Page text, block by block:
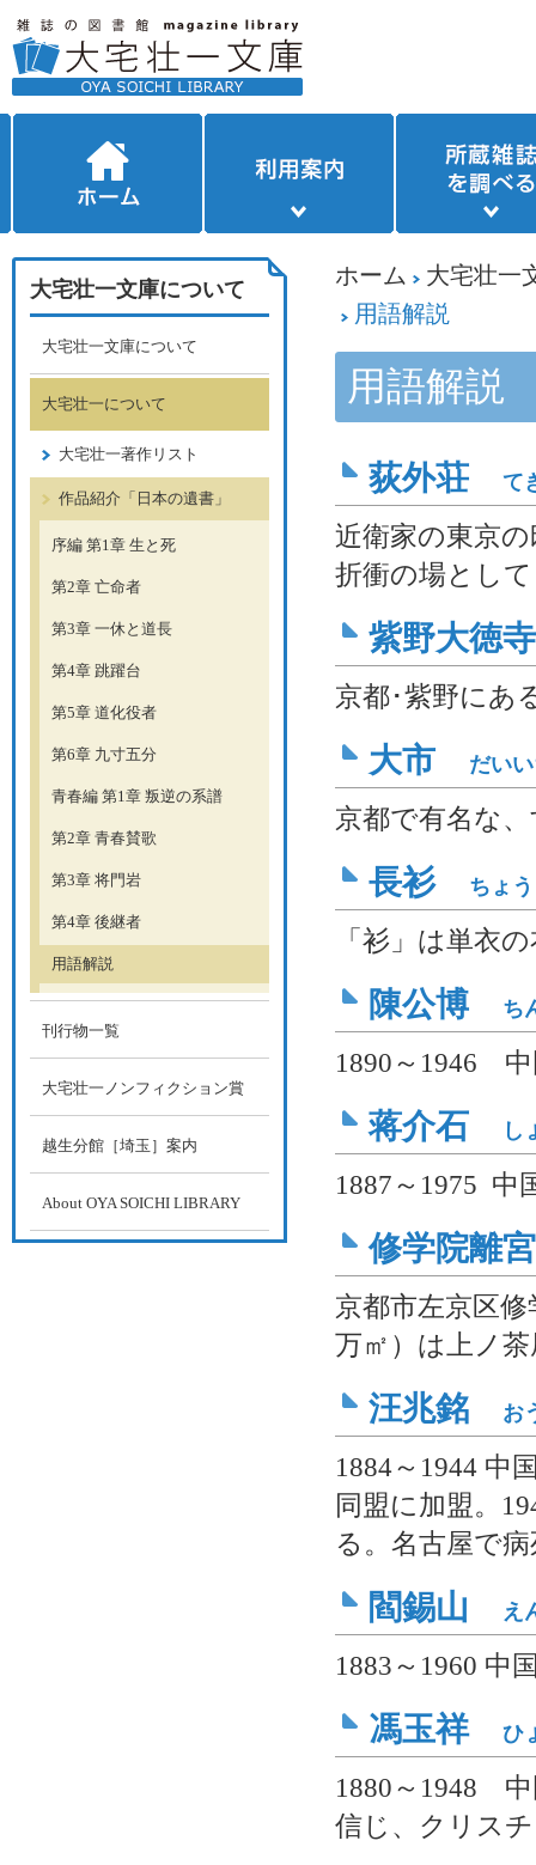
ホーム
大宅壮一
用語解説
用語解説
荻外荘 て
近衛家の東京
折衝の場とし
紫野大
京都･紫野にあ
大市 だい
京都で有名な
長衫 ちょ
「衫」は単衣
陳公博 ち
1890～1946 中
蒋介石 し
1887～1975 中
修学院
京都市左京区
万㎡）は上ノ
汪兆銘 お
1884～1944 中
同盟に加盟。
る。名古屋で
閻錫山 え
1883～1960 中
馮玉祥 ひ
1880～1948
信じ、クリス
大宅壮一文庫について
大宅壮一文庫について
大宅壮一について
大宅壮一著作リスト
作品紹介「日本の遺書」
序編 第1章 生と死
第2章 亡命者
第3章 一休と道長
第4章 跳躍台
第5章 道化役者
第6章 九寸五分
青春編 第1章 叛逆の系譜
第2章 青春賛歌
第3章 将門岩
第4章 後継者
用語解説
刊行物一覧
大宅壮一ノンフィクション賞
越生分館［埼玉］案内
About OYA SOICHI LIBRARY